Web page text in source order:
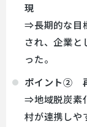
現
⇒長期的な目
され、企業と
った。
ポイント②
⇒地域脱炭素
村が連携しや